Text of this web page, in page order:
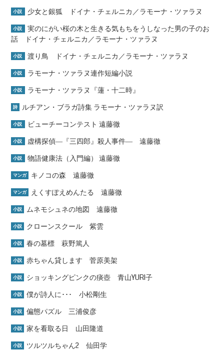
小説 少女と銀狐 ドイナ・チェルニカ／ラモーナ・ツァラヌ
小説
実のにがい桜の木と生きる気もちをうしなった男の子のお
話 ドイナ・チェルニカ／ラモーナ・ツァラヌ
小説 渡り鳥 ドイナ・チェルニカ／ラモーナ・ツァラヌ
小説 ラモーナ・ツァラヌ連作短編小説
小説 ラモーナ・ツァラヌ『蓮・十二時』
詩 ルチアン・ブラガ詩集 ラモーナ・ツァラヌ訳
小説 ビューチーコンテスト 遠藤徹
小説 虚構探偵―『三四郎』殺人事件― 遠藤徹
小説 物語健康法（入門編） 遠藤徹
マンガ キノコの森 遠藤徹
マンガ えくすぽえめんたる 遠藤徹
小説 ムネモシュネの地図 遠藤徹
小説 クローンスクール 紫雲
小説 春の墓標 萩野篤人
小説 赤ちゃん貸します 菅原美架
小説 ショッキングピンクの痰壺 青山YURI子
小説 僕が詩人に･･･ 小松剛生
小説 偏態パズル 三浦俊彦
小説 家を看取る日 山田隆道
小説 ツルツルちゃん2 仙田学